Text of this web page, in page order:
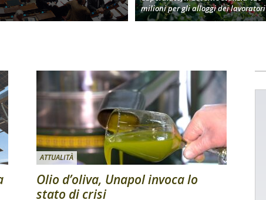
milioni per gli alloggi dei lavoratori
ATTUALITÀ
Olio d’oliva, Unapol invoca lo
stato di crisi